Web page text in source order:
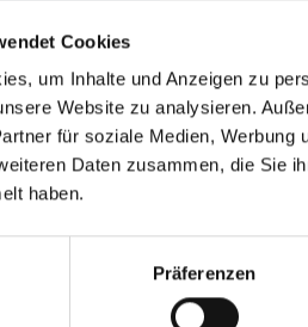
Cookies
um Inhalte und Anzeigen zu
Website zu analysieren.
für soziale Medien,
Daten zusammen, die Sie
haben.
Präferenzen